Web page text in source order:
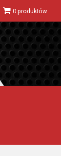
0 produktów